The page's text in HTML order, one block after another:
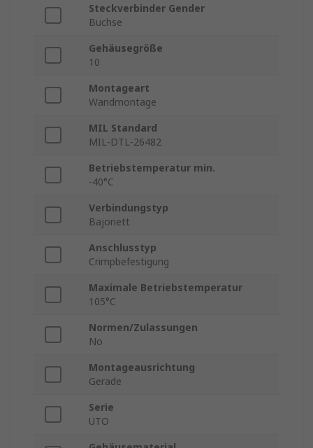
Steckverbinder Gender
Buchse
Gehäusegröße
10
Montageart
Wandmontage
MIL Standard
MIL-DTL-26482
Betriebstemperatur min.
-40°C
Verbindungstyp
Bajonett
Anschlusstyp
Crimpbefestigung
Maximale Betriebstemperatur
105°C
Normen/Zulassungen
No
Montageausrichtung
Gerade
Serie
UTO